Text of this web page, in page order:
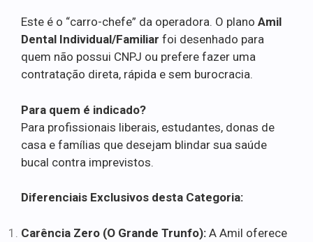
Este é o “carro-chefe” da operadora. O plano Amil
Dental Individual/Familiar foi desenhado para
quem não possui CNPJ ou prefere fazer uma
contratação direta, rápida e sem burocracia.
Para quem é indicado?
Para profissionais liberais, estudantes, donas de
casa e famílias que desejam blindar sua saúde
bucal contra imprevistos.
Diferenciais Exclusivos desta Categoria:
Carência Zero (O Grande Trunfo): A Amil oferece